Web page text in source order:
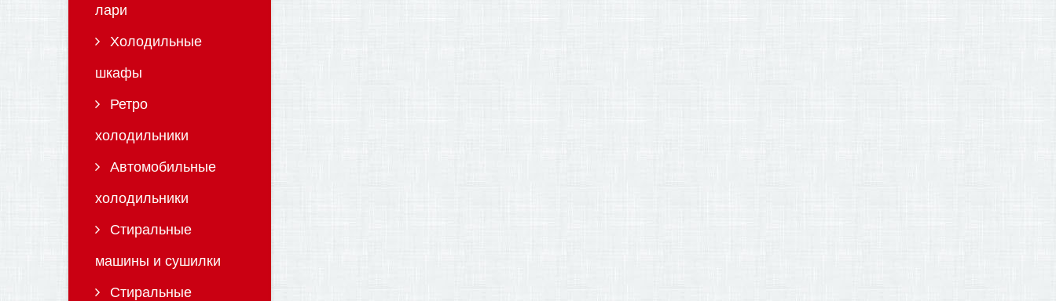
лари
Холодильные
шкафы
Ретро
холодильники
Автомобильные
холодильники
Стиральные
машины и сушилки
Стиральные